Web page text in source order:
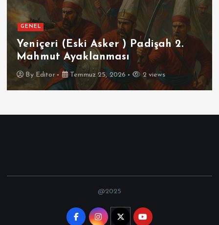
GENEL
Yeniçeri (Eski Asker ) Padişah 2.
Mahmut Ayaklanması
By Editor Temmuz 25, 2026 2 views
@2025